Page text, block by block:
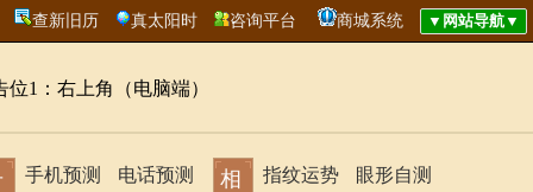
查新旧历 真太阳时 咨询平台 商城系统
位1：右上角（电脑端）
手机预测 电话预测
相
指纹运势 眼形自测